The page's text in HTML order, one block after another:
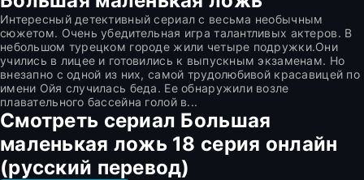
Интересный детективный сериал с весьма необычным
сюжетом. Очень убедительная игра талантливых актеров. В
небольшом турецком городе жили четыре подружки.Они
учились в лицее и готовились к выпускным экзаменам. Но
внезапно с одной из них, самой трудолюбивой красавицей по
имени Ойя случилась беда. Ее обнаружили возле
плавательного бассейна голой в...
Смотреть сериал Большая
маленькая ложь 18 серия онлайн
(русский перевод)